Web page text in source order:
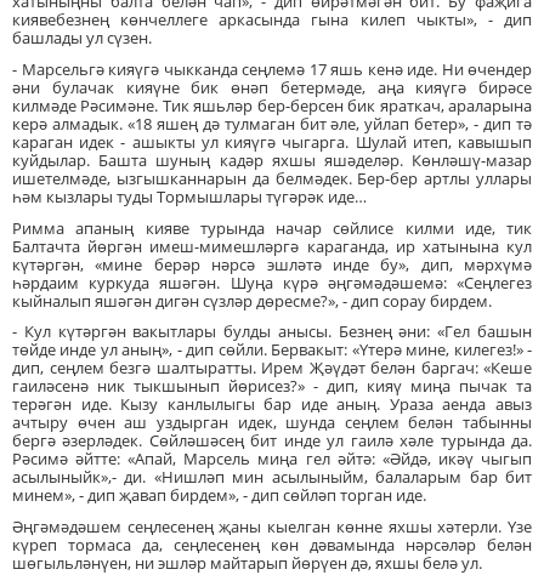
киявебезнең көнчеллеге аркасында гына килеп чыкты», - дип
башлады ул сүзен.
- Марсельгә кияүгә чыкканда сеңлемә 17 яшь кенә иде. Ни өчендер
әни булачак кияүне бик өнәп бетермәде, аңа кияүгә бирәсе
килмәде Рәсимәне. Тик яшьләр бер-берсен бик яраткач, араларына
керә алмадык. «18 яшең дә тулмаган бит әле, уйлап бетер», - дип тә
караган идек - ашыкты ул кияүгә чыгарга. Шулай итеп, кавышып
куйдылар. Башта шуның кадәр яхшы яшәделәр. Көнләшү-мазар
ишетелмәде, ызгышканнарын да белмәдек. Бер-бер артлы уллары
һәм кызлары туды Тормышлары түгәрәк иде…
Римма апаның кияве турында начар сөйлисе килми иде, тик
Балтачта йөргән имеш-мимешләргә караганда, ир хатынына кул
күтәргән, «мине берәр нәрсә эшләтә инде бу», дип, мәрхүмә
һәрдаим куркуда яшәгән. Шуңа күрә әңгәмәдәшемә: «Сеңлегез
кыйналып яшәгән дигән сүзләр дөресме?», - дип сорау бирдем.
- Кул күтәргән вакытлары булды анысы. Безнең әни: «Гел башын
төйде инде ул аның», - дип сөйли. Бервакыт: «Үтерә мине, килегез!» -
дип, сеңлем безгә шалтыратты. Ирем Җәүдәт белән баргач: «Кеше
гаиләсенә ник тыкшынып йөрисез?» - дип, кияү миңа пычак та
терәгән иде. Кызу канлылыгы бар иде аның. Ураза аенда авыз
ачтыру өчен аш уздырган идек, шунда сеңлем белән табынны
бергә әзерләдек. Сөйләшәсең бит инде ул гаилә хәле турында да.
Рәсимә әйтте: «Апай, Марсель миңа гел әйтә: «Әйдә, икәү чыгып
асылыныйк»,- ди. «Нишләп мин асылыныйм, балаларым бар бит
минем», - дип җавап бирдем», - дип сөйләп торган иде.
Әңгәмәдәшем сеңлесенең җаны кыелган көнне яхшы хәтерли. Үзе
күреп тормаса да, сеңлесенең көн дәвамында нәрсәләр белән
шөгыльләнүен, ни эшләр майтарып йөрүен дә, яхшы белә ул.